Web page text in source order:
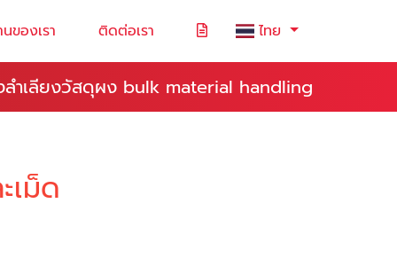
ของเรา ติดต่อเรา ไทย
ลำเลียงวัสดุผง bulk material handling
เม็ด